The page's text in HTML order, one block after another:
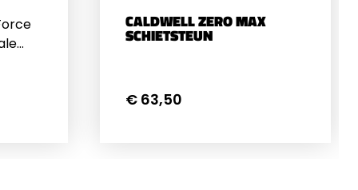
CALDWELL ZERO MAX
SCHIETSTEUN
€ 63,50